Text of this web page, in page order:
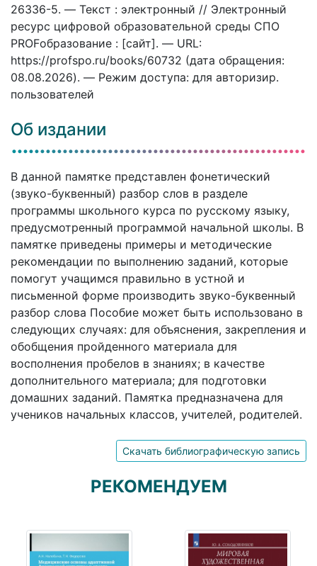
26336-5. — Текст : электронный // Электронный
ресурс цифровой образовательной среды СПО
PROFобразование : [сайт]. — URL:
https://profspo.ru/books/60732 (дата обращения:
08.08.2026). — Режим доступа: для авторизир.
пользователей
Об издании
В данной памятке представлен фонетический
(звуко-буквенный) разбор слов в разделе
программы школьного курса по русскому языку,
предусмотренный программой начальной школы. В
памятке приведены примеры и методические
рекомендации по выполнению заданий, которые
помогут учащимся правильно в устной и
письменной форме производить звуко-буквенный
разбор слова Пособие может быть использовано в
следующих случаях: для объяснения, закрепления и
обобщения пройденного материала для
восполнения пробелов в знаниях; в качестве
дополнительного материала; для подготовки
домашних заданий. Памятка предназначена для
учеников начальных классов, учителей, родителей.
Скачать библиографическую запись
РЕКОМЕНДУЕМ